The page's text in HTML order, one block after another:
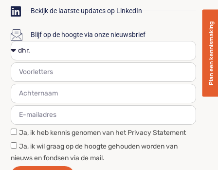
Plan een kennismaking
Bekijk de laatste updates op LinkedIn
Blijf op de hoogte via onze nieuwsbrief
Ja, ik heb kennis genomen van het Privacy Statement
Ja, ik wil graag op de hoogte gehouden worden van
nieuws en fondsen via de mail.